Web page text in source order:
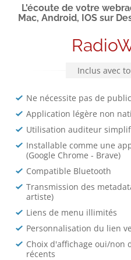
L'écoute de votre
Mac, Android, IOS sur
Inclus avec
Ne nécessite pas de
Application légère non
Utilisation auditeur
Installable comme une
(Google Chrome - Brave)
Compatible Bluetooth
Transmission des
artiste)
Liens de menu illimités
Personnalisation du lien
Choix d'affichage oui/non
récents